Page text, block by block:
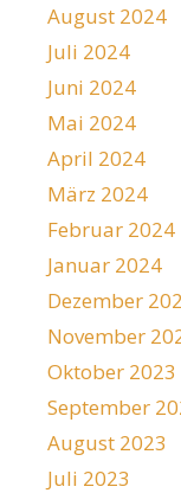
August 2024
Juli 2024
Juni 2024
Mai 2024
April 2024
März 2024
Februar 2024
Januar 2024
Dezember
November
Oktober 2023
September
August 2023
Juli 2023